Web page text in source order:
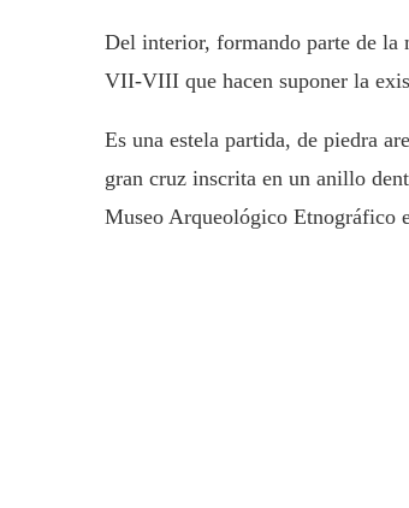
Del interior, formando parte de la
VII-VIII que hacen suponer la
Es una estela partida, de piedra
gran cruz inscrita en un anillo
Museo Arqueológico Etnográfico